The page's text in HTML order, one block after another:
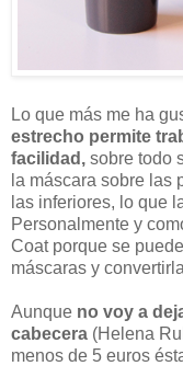
Lo que más me ha
estrecho permite
facilidad, sobre todo
la máscara sobre las
las inferiores, lo que
Personalmente y
Coat porque se
máscaras y
Aunque no voy a
cabecera (Helena
menos de 5 euros